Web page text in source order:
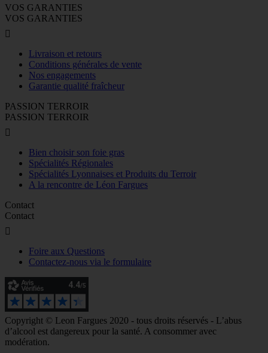
VOS GARANTIES
VOS GARANTIES

Livraison et retours
Conditions générales de vente
Nos engagements
Garantie qualité fraîcheur
PASSION TERROIR
PASSION TERROIR

Bien choisir son foie gras
Spécialités Régionales
Spécialités Lyonnaises et Produits du Terroir
A la rencontre de Léon Fargues
Contact
Contact

Foire aux Questions
Contactez-nous via le formulaire
Copyright © Leon Fargues 2020 - tous droits réservés - L’abus
d’alcool est dangereux pour la santé. A consommer avec
modération.